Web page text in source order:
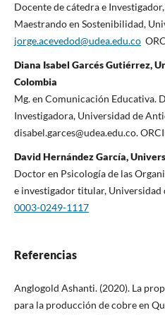
Docente de cátedra e
Maestrando en Sostenibilidad,
jorge.acevedod@udea.edu.co
Diana Isabel Garcés Gutiérrez,
Colombia
Mg. en Comunicación Educativa.
Investigadora, Universidad de
disabel.garces@udea.edu.co.
David Hernández García,
Doctor en Psicología de las
e investigador titular, Universidad
0003-0249-1117
Referencias
Anglogold Ashanti. (2020). La
para la producción de cobre en